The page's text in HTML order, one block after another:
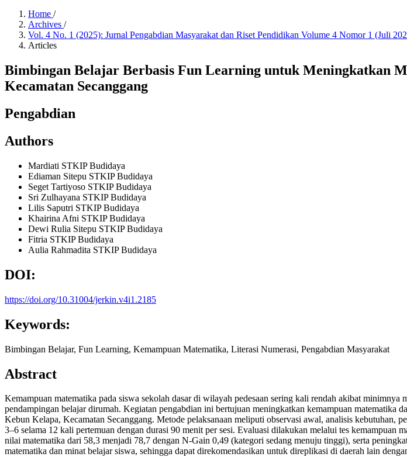
Home /
Archives /
Vol. 4 No. 1 (2025): Jurnal Pengabdian Masyarakat dan Riset Pendidikan Volume 4 Nomor 1 (Juli
Articles
Bimbingan Belajar Berbasis Fun Learning untuk Meningkatkan
Kecamatan Secanggang
Pengabdian
Authors
Mardiati STKIP Budidaya
Ediaman Sitepu STKIP Budidaya
Seget Tartiyoso STKIP Budidaya
Sri Zulhayana STKIP Budidaya
Lilis Saputri STKIP Budidaya
Khairina Afni STKIP Budidaya
Dewi Rulia Sitepu STKIP Budidaya
Fitria STKIP Budidaya
Aulia Rahmadita STKIP Budidaya
DOI:
https://doi.org/10.31004/jerkin.v4i1.2185
Keywords:
Bimbingan Belajar, Fun Learning, Kemampuan Matematika, Literasi Numerasi, Pengabdian Masyarakat
Abstract
Kemampuan matematika pada siswa sekolah dasar di wilayah pedesaan sering kali rendah akibat
pendampingan belajar dirumah. Kegiatan pengabdian ini bertujuan meningkatkan kemampuan matematika
Kebun Kelapa, Kecamatan Secanggang. Metode pelaksanaan meliputi observasi awal, analisis kebutuhan,
3–6 selama 12 kali pertemuan dengan durasi 90 menit per sesi. Evaluasi dilakukan melalui tes kemampuan
nilai matematika dari 58,3 menjadi 78,7 dengan N-Gain 0,49 (kategori sedang menuju tinggi), serta
matematika dan minat belajar siswa, sehingga dapat direkomendasikan untuk direplikasi di daerah lain